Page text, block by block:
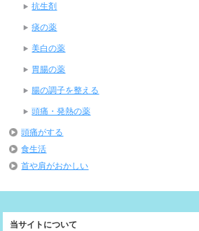
抗生剤
痰の薬
美白の薬
胃腸の薬
腸の調子を整える
頭痛・発熱の薬
頭痛がする
食生活
首や肩がおかしい
当サイトについて